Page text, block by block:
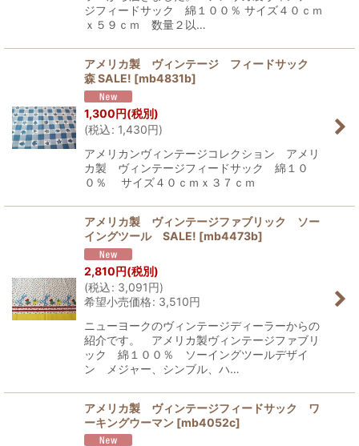
ジフィードサック 綿１００％ サイズ４０ｃｍ
ｘ５９ｃｍ 数量２以…
アメリカ製 ヴィンテージ フィードサック
森 SALE! [mb4831b]
1,300円(税別)
(税込: 1,430円)
アメリカンヴィンテージコレクション アメリ
カ製 ヴィンテージフィードサック 綿１０
０％ サイズ４０ｃｍｘ３７ｃｍ
アメリカ製 ヴィンテージファブリック ソー
イングツール SALE! [mb4473b]
2,810円(税別)
(税込: 3,091円)
希望小売価格: 3,510円
ニューヨークのヴィンテージディーラーからの
紹介です。 アメリカ製ヴィンテージファブリ
ック 綿１００％ ソーイングツールデザイ
ン メジャー、シンブル、ハ…
アメリカ製 ヴィンテージフィードサック ワ
ーキングウーマン [mb4052c]